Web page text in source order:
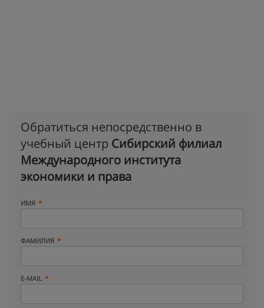
Обратиться непосредственно в
учебный центр Сибирский филиал
Международного института
экономики и права
ИМЯ
ФАМИЛИЯ
E-MAIL